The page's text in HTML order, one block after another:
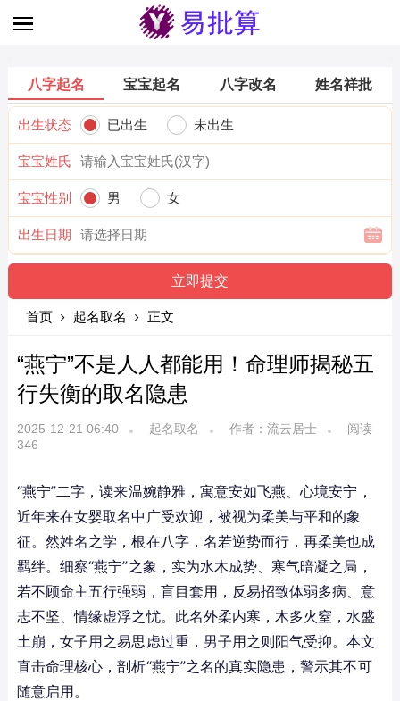
八字起名 宝宝起名 八字改名 姓名祥批
出生状态 已出生 未出生
宝宝姓氏
宝宝性别 男 女
出生日期
首页 起名取名 正文
“燕宁”不是人人都能用！命理师揭秘五
行失衡的取名隐患
2025-12-21 06:40 起名取名 作者：流云居士
阅读
346
“燕宁”二字，读来温婉静雅，寓意安如飞燕、心境安宁，
近年来在女婴取名中广受欢迎，被视为柔美与平和的象
征。然姓名之学，根在八字，名若逆势而行，再柔美也成
羁绊。细察“燕宁”之象，实为水木成势、寒气暗凝之局，
若不顾命主五行强弱，盲目套用，反易招致体弱多病、意
志不坚、情缘虚浮之忧。此名外柔内寒，木多火窒，水盛
土崩，女子用之易思虑过重，男子用之则阳气受抑。本文
直击命理核心，剖析“燕宁”之名的真实隐患，警示其不可
随意启用。